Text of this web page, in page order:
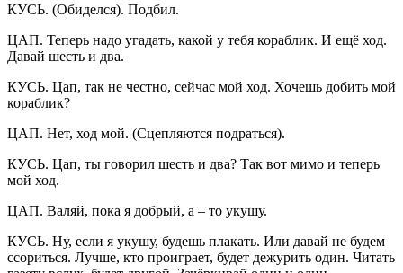
КУСЬ. (Обиделся). Подбил.
ЦАП. Теперь надо угадать, какой у тебя кораблик. И ещё ход.
Давай шесть и два.
КУСЬ. Цап, так не честно, сейчас мой ход. Хочешь добить мой
кораблик?
ЦАП. Нет, ход мой. (Сцепляются подраться).
КУСЬ. Цап, ты говорил шесть и два? Так вот мимо и теперь
мой ход.
ЦАП. Валяй, пока я добрый, а – то укушу.
КУСЬ. Ну, если я укушу, будешь плакать. Или давай не будем
ссориться. Лучше, кто проиграет, будет дежурить один. Читать